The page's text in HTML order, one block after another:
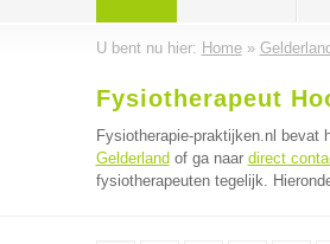
U bent nu hier: Home» Gelderland
Fysiotherapeut
Fysiotherapie-praktijken.nl bevat
Gelderland of ga naar direct
fysiotherapeuten tegelijk.